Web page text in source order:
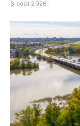
6 août 2026